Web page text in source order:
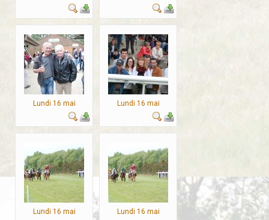
Lundi 16 mai Lundi 16 mai
Lundi 16 mai Lundi 16 mai